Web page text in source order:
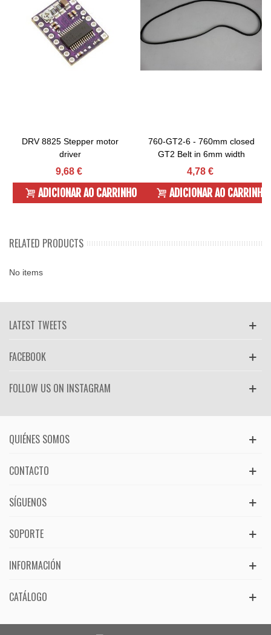
DRV 8825 Stepper motor
driver
9,68 €
ADICIONAR AO CARRINHO
760-GT2-6 - 760mm closed
GT2 Belt in 6mm width
4,78 €
ADICIONAR AO CARRINHO
RELATED PRODUCTS
No items
LATEST TWEETS
FACEBOOK
FOLLOW US ON INSTAGRAM
QUIÉNES SOMOS
CONTACTO
SÍGUENOS
SOPORTE
INFORMACIÓN
CATÁLOGO